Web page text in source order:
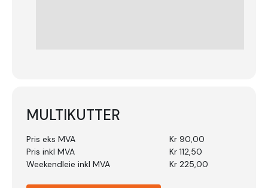
MULTIKUTTER
Pris eks MVA
Pris inkl MVA
Weekendleie inkl MVA
Kr 90,00
Kr 112,50
Kr 225,00